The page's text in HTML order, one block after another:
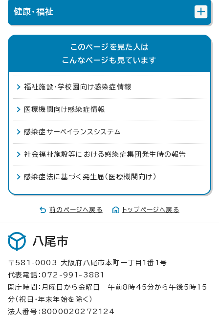
健康・福祉
このページを見た人は
こんなページも見ています
福祉施設・学校園向け感染症情報
医療機関向け感染症情報
感染症サーベイランスシステム
社会福祉施設等における感染症集団発生時の報告
感染症法に基づく発生届（医療機関向け）
前のページへ戻る トップページへ戻る
八尾市
〒581-0003 大阪府八尾市本町一丁目1番1号
代表電話：072-991-3881
開庁時間：月曜日から金曜日 午前8時45分から午後5時15
分（祝日・年末年始を除く）
法人番号：8000020272124